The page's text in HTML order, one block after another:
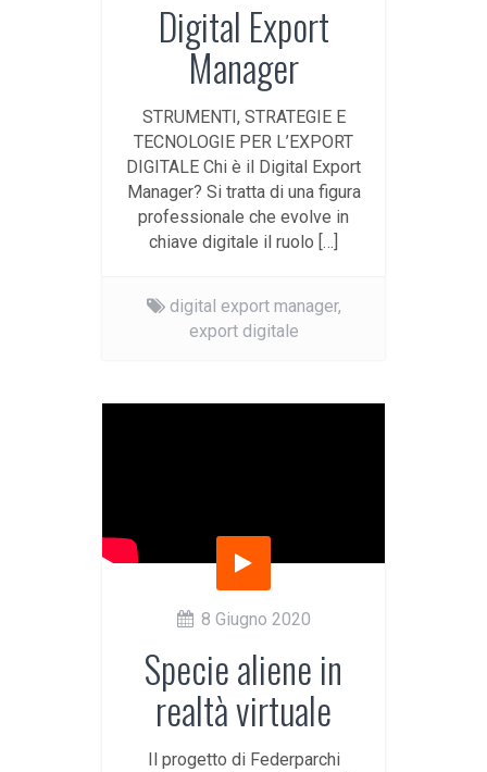
Digital Export
Manager
STRUMENTI, STRATEGIE E
TECNOLOGIE PER L’EXPORT
DIGITALE Chi è il Digital Export
Manager? Si tratta di una figura
professionale che evolve in
chiave digitale il ruolo […]
digital export manager,
export digitale
8 Giugno 2020
Specie aliene in
realtà virtuale
Il progetto di Federparchi